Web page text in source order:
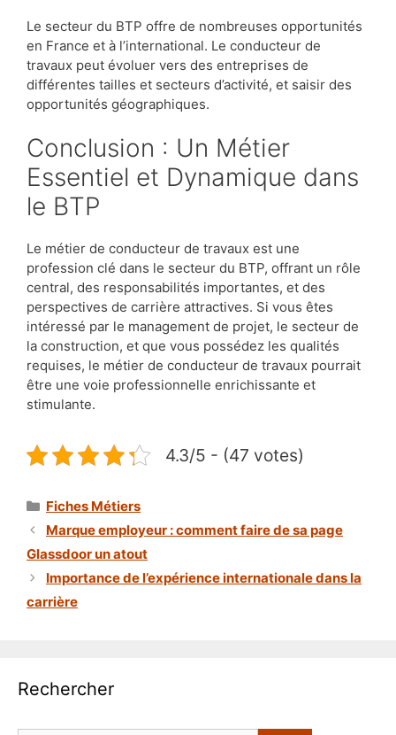
Le secteur du BTP offre de nombreuses opportunités
en France et à l’international. Le conducteur de
travaux peut évoluer vers des entreprises de
différentes tailles et secteurs d’activité, et saisir des
opportunités géographiques.
Conclusion : Un Métier
Essentiel et Dynamique dans
le BTP
Le métier de conducteur de travaux est une
profession clé dans le secteur du BTP, offrant un rôle
central, des responsabilités importantes, et des
perspectives de carrière attractives. Si vous êtes
intéressé par le management de projet, le secteur de
la construction, et que vous possédez les qualités
requises, le métier de conducteur de travaux pourrait
être une voie professionnelle enrichissante et
stimulante.
4.3/5 - (47 votes)
Catégories
Fiches Métiers
Marque employeur : comment faire de sa page
Glassdoor un atout
Importance de l’expérience internationale dans la
carrière
Rechercher